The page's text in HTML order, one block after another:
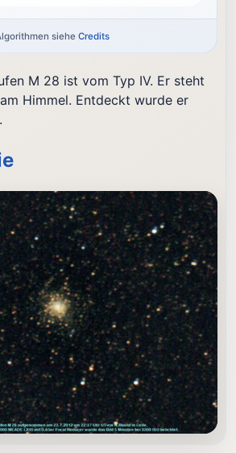
sieheCredits
M 28 ist vom Typ IV. Er steht
Himmel. Entdeckt wurde er